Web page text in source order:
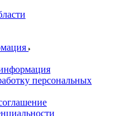
персональных